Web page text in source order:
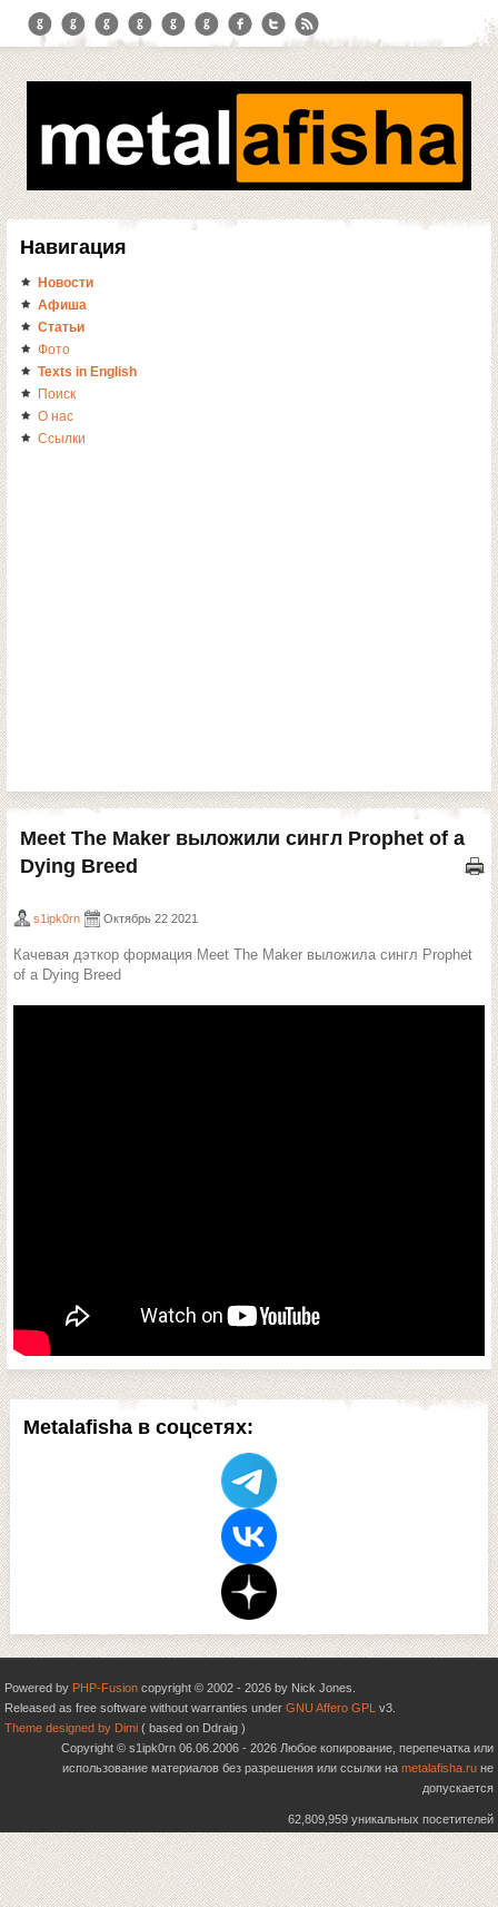
Metalafisha в соцсетях:
Навигация
Новости
Афиша
Статьи
Фото
Texts in English
Поиск
О нас
Ссылки
Meet The Maker выложили сингл Prophet of a
Dying Breed
s1ipk0rn Октябрь 22 2021
Качевая дэткор формация Meet The Maker выложила сингл Prophet
of a Dying Breed
Powered by PHP-Fusion copyright © 2002 - 2026 by Nick Jones.
Released as free software without warranties under GNU Affero GPL v3.
Theme designed by Dimi ( based on Ddraig )
Copyright © s1ipk0rn 06.06.2006 - 2026 Любое копирование, перепечатка или
использование материалов без разрешения или ссылки на metalafisha.ru не
допускается
62,809,959 уникальных посетителей